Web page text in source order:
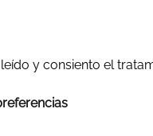
y consiento el